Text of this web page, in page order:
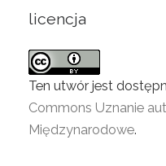
licencja
Ten utwór jest
Commons Uznanie
Międzynarodowe.